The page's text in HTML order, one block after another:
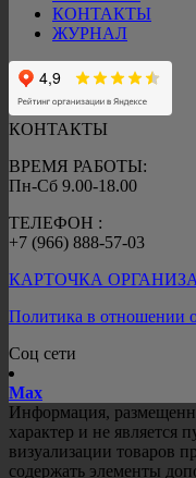
КОНТАКТЫ
ЖУРНАЛ
КОНТАКТЫ
ВРЕМЯ РАБОТЫ:
Пн-Сб 9.00-18.00
ТЕЛЕФОН :
+7 (966) 888-57-03
КАРТОЧКА
Политика в отношении
Соц сети
Mах
Информация,
характер и не является
визуализации товаров
содержать элементы